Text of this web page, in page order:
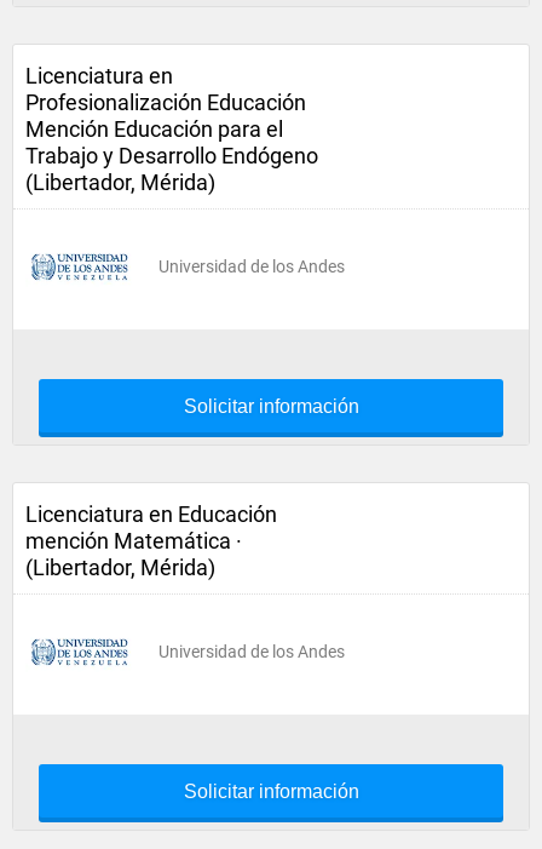
Licenciatura en
Profesionalización Educación
Mención Educación para el
Trabajo y Desarrollo Endógeno
(Libertador, Mérida)
Universidad de los Andes
Solicitar información
Licenciatura en Educación
mención Matemática ·
(Libertador, Mérida)
Universidad de los Andes
Solicitar información